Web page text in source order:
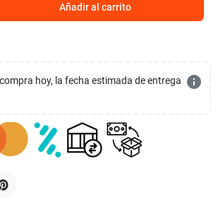
Añadir al carrito
hoy, la fecha estimada de entrega info